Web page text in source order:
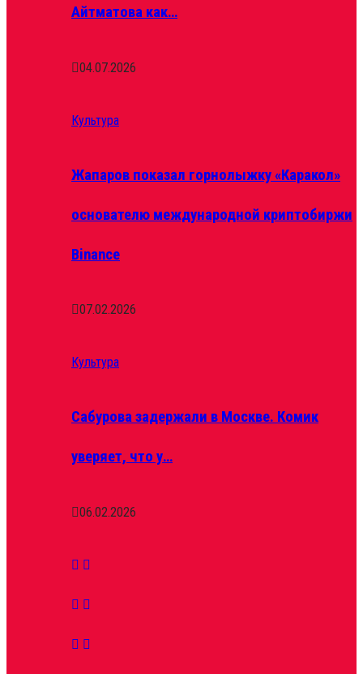
Айтматова как…
04.07.2026
Культура
Жапаров показал горнолыжку «Каракол»
основателю международной криптобиржи
Binance
07.02.2026
Культура
Сабурова задержали в Москве. Комик
уверяет, что у…
06.02.2026